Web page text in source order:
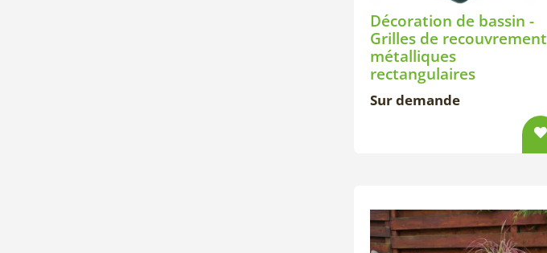
Décoration de bassin -
Grilles de recouvrement
métalliques
rectangulaires
Sur demande